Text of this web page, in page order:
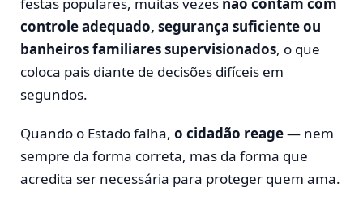
controle adequado, segurança suficiente ou
banheiros familiares supervisionados, o que
coloca pais diante de decisões difíceis em
segundos.
Quando o Estado falha, o cidadão reage— nem
sempre da forma correta, mas da forma que
acredita ser necessária para proteger quem ama.